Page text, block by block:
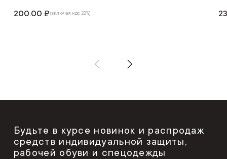
200.00 ₽(включая ндс 22%)
Будьте в курсе новинок и распродаж
средств индивидуальной защиты,
рабочей обуви и спецодежды